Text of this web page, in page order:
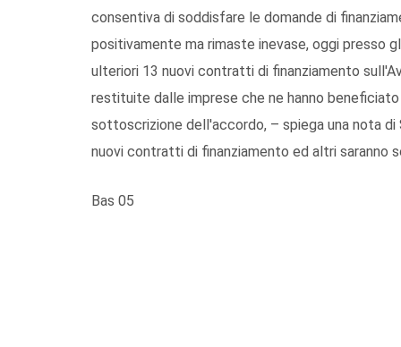
consentiva di soddisfare le domande di
positivamente ma rimaste inevase, oggi presso
ulteriori 13 nuovi contratti di finanziamento
restituite dalle imprese che ne hanno
sottoscrizione dell'accordo, – spiega una nota
nuovi contratti di finanziamento ed altri saranno
Bas 05